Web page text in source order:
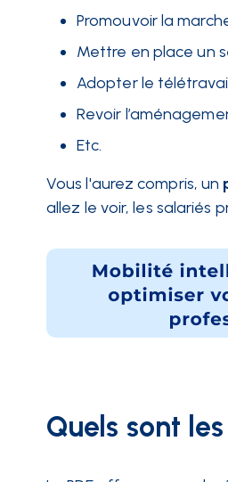
Promouvoir la
Mettre en place un
Adopter le
Revoir
Etc.
Vous l'aurez compris, un
allez le voir, les salariés
Quels sont